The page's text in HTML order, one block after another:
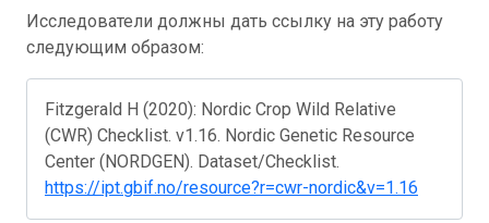
Исследователи должны дать ссылку на эту работу
следующим образом:
Fitzgerald H (2020): Nordic Crop Wild Relative
(CWR) Checklist. v1.16. Nordic Genetic Resource
Center (NORDGEN). Dataset/Checklist.
https://ipt.gbif.no/resource?r=cwr-nordic&v=1.16